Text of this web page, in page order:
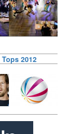
Tops 2012